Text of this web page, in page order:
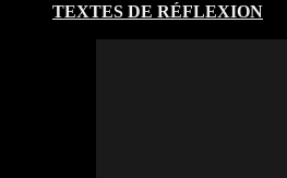
TEXTES DE RÉFLEXION